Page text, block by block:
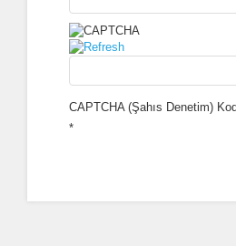
CAPTCHA (Şahıs Denetim)
*